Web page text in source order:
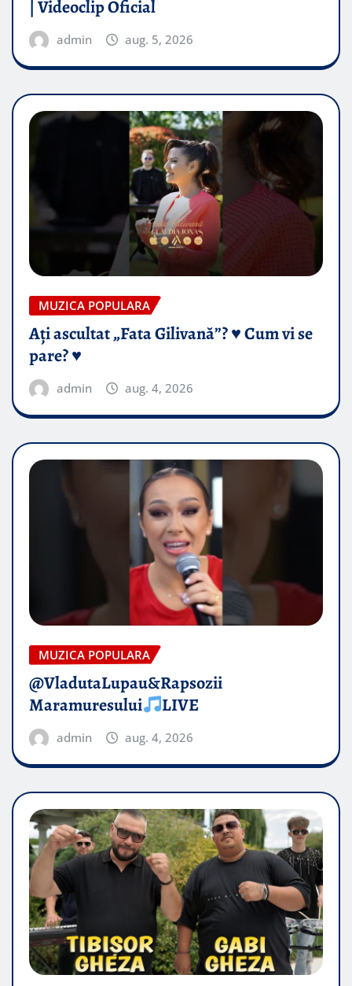
| Videoclip Oficial
admin aug. 5, 2026
MUZICA POPULARA
Ați ascultat „Fata Gilivană”? ♥️ Cum vi se
pare? ♥️
admin aug. 4, 2026
MUZICA POPULARA
@VladutaLupau&Rapsozii
Maramuresului
LIVE
admin aug. 4, 2026